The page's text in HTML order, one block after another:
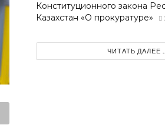
Конституционного закона
Казахстан «О прокуратуре»
ЧИТАТЬ ДАЛЕЕ ...